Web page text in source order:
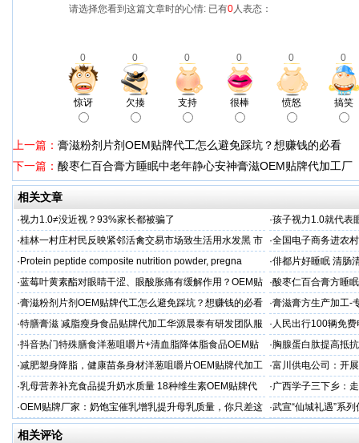
请选择您看到这篇文章时的心情: 已有0人表态：
0 0 0 0 0 0
惊讶 欠揍 支持 很棒 愤怒 搞笑
上一篇： 膏滋粉剂片剂OEM贴牌代工怎么避免踩坑？想赚钱的必看
下一篇： 酸枣仁百合膏方睡眠中老年静心安神膏滋OEM贴牌代加工厂
相关文章
·视力1.0≠没近视？93%家长都被骗了 ·孩子视力1.0就代表
·桂林一村庄村民反映紧邻活禽交易市场致生活用水发黑 市
场称属“造谣”，联合调查组介入调查
·全国电子商务进农
利开班
· Protein peptide composite nutrition powder, pregna ·俳都片好睡眠 清肠
·蓝莓叶黄素酯对眼睛干涩、眼酸胀痛有缓解作用？OEM贴
牌代工
·酸枣仁百合膏方睡
厂
·膏滋粉剂片剂OEM贴牌代工怎么避免踩坑？想赚钱的必看 ·膏滋膏方生产加工-
厂家
·特膳膏滋 减脂瘦身食品贴牌代加工华源晨泰有研发团队服
务商
· 人民出行100辆免
·抖音热门特殊膳食洋葱咀嚼片+清血脂降体脂食品OEM贴
牌加工
· 胸腺蛋白肽提高抵
服务商
·减肥塑身降脂，健康苗条身材洋葱咀嚼片OEM贴牌代加工
服务商
·富川供电公司：开
·乳母营养补充食品提升奶水质量 18种维生素OEM贴牌代
工
·广西学子三下乡：
·OEM贴牌厂家：奶饱宝催乳增乳提升母乳质量，你只差这
一步！
·武宣“仙城礼遇”系
饮料博览会
相关评论